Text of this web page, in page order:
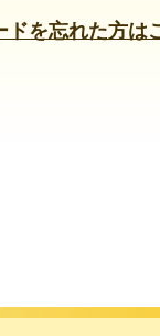
ドを忘れた方は